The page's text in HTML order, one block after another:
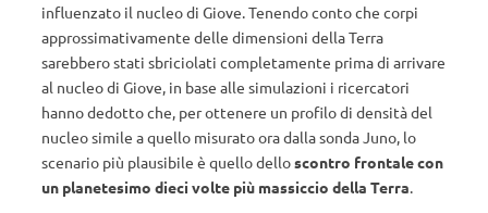
influenzato il nucleo di Giove. Tenendo conto che corpi
approssimativamente delle dimensioni della Terra
sarebbero stati sbriciolati completamente prima di arrivare
al nucleo di Giove, in base alle simulazioni i ricercatori
hanno dedotto che, per ottenere un profilo di densità del
nucleo simile a quello misurato ora dalla sonda Juno, lo
scenario più plausibile è quello delloscontro frontale con
un planetesimo dieci volte più massiccio della Terra.